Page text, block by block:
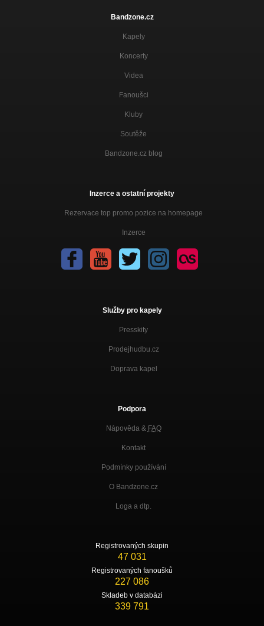
Bandzone.cz
Kapely
Koncerty
Videa
Fanoušci
Kluby
Soutěže
Bandzone.cz blog
Inzerce a ostatní projekty
Rezervace top promo pozice na homepage
Inzerce
Služby pro kapely
Presskity
Prodejhudbu.cz
Doprava kapel
Podpora
Nápověda & FAQ
Kontakt
Podmínky používání
O Bandzone.cz
Loga a dtp.
Registrovaných skupin
47 031
Registrovaných fanoušků
227 086
Skladeb v databázi
339 791